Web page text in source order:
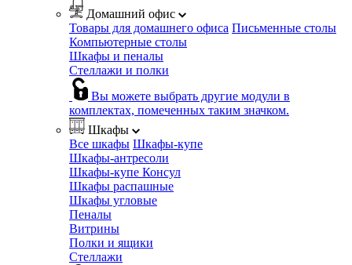
Домашний офис
Товары для домашнего офиса Письменные столы
Компьютерные столы
Шкафы и пеналы
Стеллажи и полки
Вы можете выбрать другие модули в
комплектах, помеченных таким значком.
Шкафы
Все шкафы Шкафы-купе
Шкафы-антресоли
Шкафы-купе Консул
Шкафы распашные
Шкафы угловые
Пеналы
Витрины
Полки и ящики
Стеллажи